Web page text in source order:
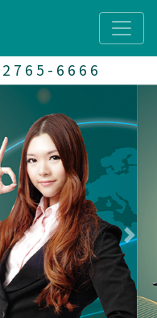
6666
Next